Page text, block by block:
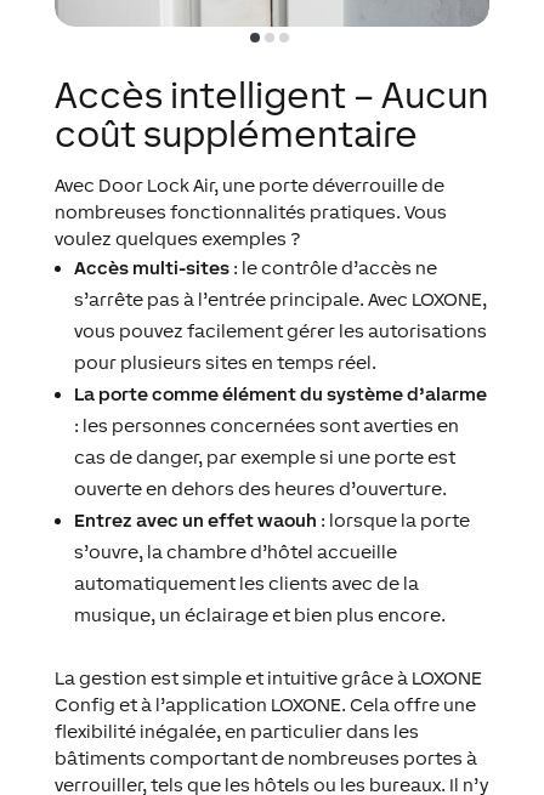
Accès intelligent – Aucun
coût supplémentaire
Avec Door Lock Air, une porte déverrouille de
nombreuses fonctionnalités pratiques. Vous
voulez quelques exemples ?
Accès multi-sites: le contrôle d’accès ne
s’arrête pas à l’entrée principale. Avec LOXONE,
vous pouvez facilement gérer les autorisations
pour plusieurs sites en temps réel.
La porte comme élément du système d’alarme
: les personnes concernées sont averties en
cas de danger, par exemple si une porte est
ouverte en dehors des heures d’ouverture.
Entrez avec un effet waouh : lorsque la porte
s’ouvre, la chambre d’hôtel accueille
automatiquement les clients avec de la
musique, un éclairage et bien plus encore.
La gestion est simple et intuitive grâce à LOXONE
Config et à l’application LOXONE. Cela offre une
flexibilité inégalée, en particulier dans les
bâtiments comportant de nombreuses portes à
verrouiller, tels que les hôtels ou les bureaux. Il n’y